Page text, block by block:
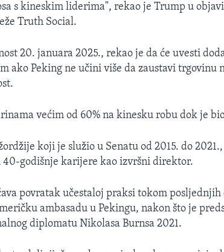
s kineskim liderima", rekao je Trump u
Truth Social.
20. januara 2025., rekao je da će uvesti
ako Peking ne učini više da zaustavi trgovinu
većim od 60% na kinesku robu dok je
koji je služio u Senatu od 2015. do
40-godišnje karijere kao izvršni direktor.
povratak učestaloj praksi tokom posljednjih
ambasadu u Pekingu, nakon što je
diplomatu Nikolasa Burnsa 2021.